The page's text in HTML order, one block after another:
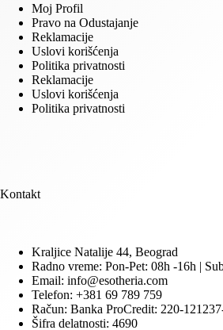
Moj Profil
Pravo na Odustajanje
Reklamacije
Uslovi korišćenja
Politika privatnosti
Reklamacije
Uslovi korišćenja
Politika privatnosti
Kontakt
Kraljice Natalije 44, Beograd
Radno vreme: Pon-Pet: 08h -16h |
Email: info@esotheria.com
Telefon: +381 69 789 759
Račun: Banka ProCredit: 220-
Šifra delatnosti: 4690